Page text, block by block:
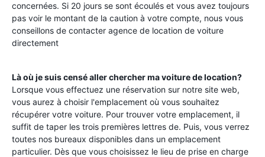
concernées. Si 20 jours se sont écoulés et vous avez toujours
pas voir le montant de la caution à votre compte, nous vous
conseillons de contacter agence de location de voiture
directement
Là où je suis censé aller chercher ma voiture de location?
Lorsque vous effectuez une réservation sur notre site web,
vous aurez à choisir l'emplacement où vous souhaitez
récupérer votre voiture. Pour trouver votre emplacement, il
suffit de taper les trois premières lettres de. Puis, vous verrez
toutes nos bureaux disponibles dans un emplacement
particulier. Dès que vous choisissez le lieu de prise en charge